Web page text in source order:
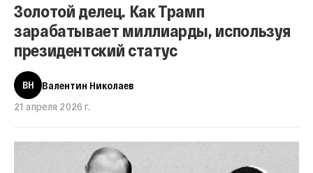
Золотой делец. Как Трамп
зарабатывает миллиарды, используя
президентский статус
ВН
Валентин Николаев
21 апреля 2026 г.